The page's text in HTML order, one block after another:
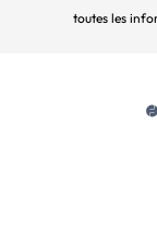
toutes les